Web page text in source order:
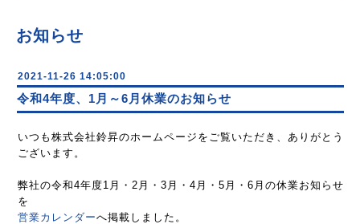
お知らせ
2021-11-26 14:05:00
令和4年度、1月～6月休業のお知らせ
いつも株式会社鈴昇のホームページをご覧いただき、ありがとう
ございます。
弊社の令和4年度1月・2月・3月・4月・5月・6月の休業お知らせ
を
営業カレンダーへ掲載しました。